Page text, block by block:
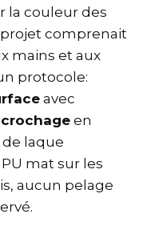
la couleur des
projet comprenait
mains et aux
protocole:
avec
en
laque
mat sur les
aucun pelage